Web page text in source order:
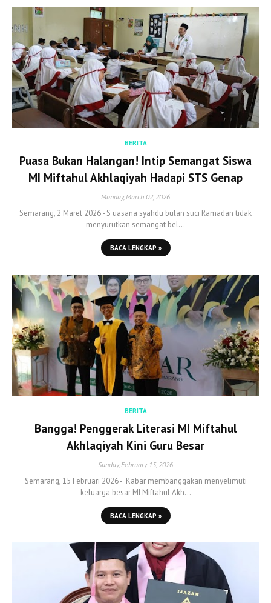
BERITA
Puasa Bukan Halangan! Intip Semangat Siswa
MI Miftahul Akhlaqiyah Hadapi STS Genap
Monday, March 02, 2026
Semarang, 2 Maret 2026 - S uasana syahdu bulan suci Ramadan tidak
menyurutkan semangat bel…
BACA LENGKAP »
BERITA
Bangga! Penggerak Literasi MI Miftahul
Akhlaqiyah Kini Guru Besar
Sunday, February 15, 2026
Semarang, 15 Februari 2026 - Kabar membanggakan menyelimuti
keluarga besar MI Miftahul Akh…
BACA LENGKAP »